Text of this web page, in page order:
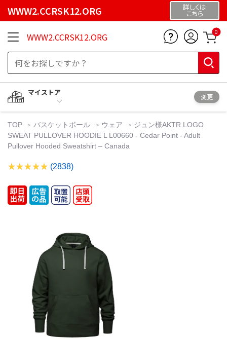
WWW2.CCRSK12.ORG 詳しくは
こちら
WWW2.CCRSK12.ORG 0
マイストア
変更
TOP バスケットボール ウェア
ジュン様AKTR LOGO
SWEAT PULLOVER HOODIE L L00660 - Cedar Point - Adult
Pullover Hooded Sweatshirt – Canada
(2838)